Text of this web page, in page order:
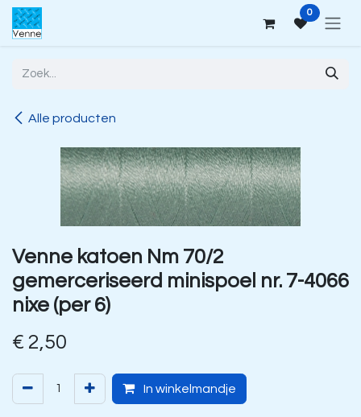
Overslaan naar inhoud 0
Alle producten
Venne katoen Nm 70/2
gemerceriseerd minispoel nr. 7-4066
nixe (per 6)
€ 2,50
In winkelmandje